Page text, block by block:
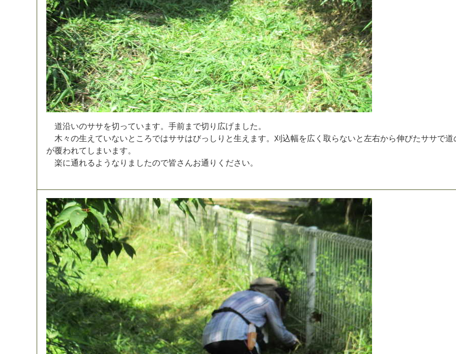
道沿いのササを切 ってい ま す。 手前ま で切 り 広げま した 。
木 々の生 え ていないと こ ろではササはびっ し り と生 え ま す。 刈 込幅を広 く 取 らないと 左右から伸びたササで道
が覆われて し ま い ま す。
楽に通れる よ う な り ま したので皆さ んお通 り く ださ い。